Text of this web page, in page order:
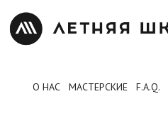
О НАС МАСТЕРСКИЕ F.A.Q.